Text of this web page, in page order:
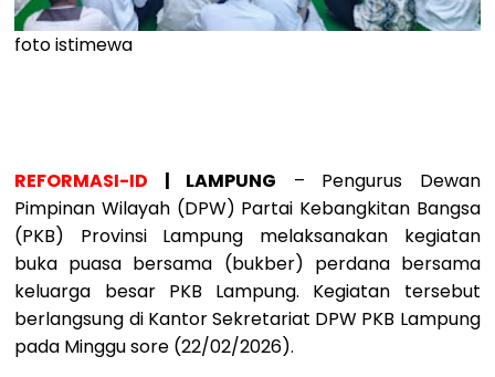
foto istimewa
REFORMASI-ID | LAMPUNG – Pengurus Dewan
Pimpinan Wilayah (DPW) Partai Kebangkitan Bangsa
(PKB) Provinsi Lampung melaksanakan kegiatan
buka puasa bersama (bukber) perdana bersama
keluarga besar PKB Lampung. Kegiatan tersebut
berlangsung di Kantor Sekretariat DPW PKB Lampung
pada Minggu sore (22/02/2026).